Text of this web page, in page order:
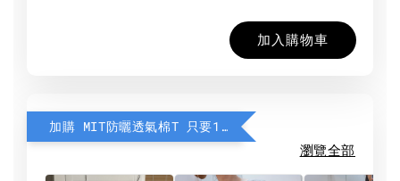
加入購物車
加購 MIT防曬透氣棉T 只要190元
瀏覽全部